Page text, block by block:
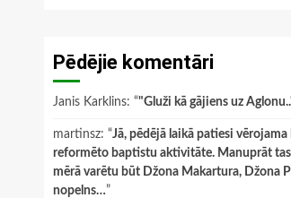
Pēdējie komentāri
Janis Karklins: “"Gluži kā gājiens uz
martinsz: “Jā, pēdējā laikā patiesi vērojama
reformēto baptistu aktivitāte. Manuprāt
mērā varētu būt Džona Makartura, Džona
nopelns…”